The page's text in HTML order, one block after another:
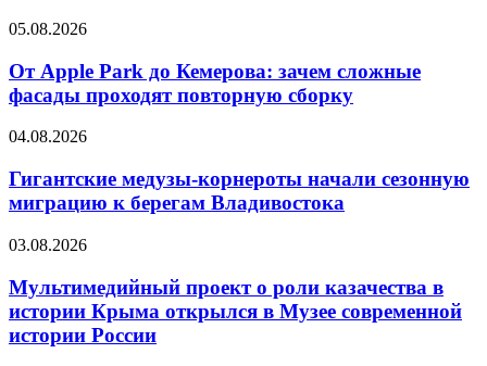
05.08.2026
От Apple Park до Кемерова: зачем сложные
фасады проходят повторную сборку
04.08.2026
Гигантские медузы-корнероты начали сезонную
миграцию к берегам Владивостока
03.08.2026
Мультимедийный проект о роли казачества в
истории Крыма открылся в Музее современной
истории России